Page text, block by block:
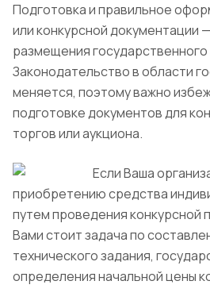
Подготовка и правильное
или конкурсной документации
размещения государственного
Законодательство в области
меняется, поэтому важно
подготовке документов для
торгов или аукциона.
Если Ваша
приобретению средства
путем проведения конкурсной
Вами стоит задача по
технического задания,
определения начальной цены